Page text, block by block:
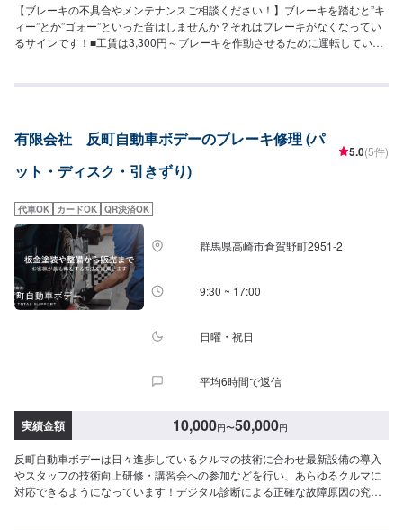
【ブレーキの不具合やメンテナンスご相談ください！】ブレーキを踏むと”キ
ィー”とか”ゴォー”といった音はしませんか？それはブレーキがなくなってい
るサインです！■工賃は3,300円～ブレーキを作動させるために運転している
ましょう！＼＼\\地元で愛され続けて半世紀！//／／先代が高崎で創業してか
納期、代車が必要、移動が難しい（レッカーしてほしい）などなど…お車の
お困りごとについては何でもご相談ください。お困りごとにお応えし、解決
する「対応力」で、お客様のカーライフのお役に立てればと考えています。
ご提示の上、お客様にご納得いただけるプランで作業を進めて参ります。常
連さんから初めての方まで、ご来店を心からお待ちしております。--------------
------------------------------------【1】オファーにてお問い合わせ【2】お見積り
【3】お見積りにご納得いただければ作業開始【4】仕上がり次第納車《パー
ツの持ち込み》☑新品・中古パーツの持ち込みOK！オファーの際、使用され
るパーツのお写真や詳細などをお送りください。《代車について》お車をお
預かりしている間、ご入用のお客様には代車を無料でご用意しております。
だきます。【定休日・営業時間】定休日：第二水曜日営業時間：8:30~19:00
有限会社 反町自動車ボデーのブレーキ修理 (パ
ット・ディスク・引きずり)
5.0(5件)
代車OK カードOK QR決済OK
群馬県高崎市倉賀野町2951‐2
9:30 ~ 17:00
日曜・祝日
平均6時間で返信
実績金額 10,000円〜50,000円
反町自動車ボデーは日々進歩しているクルマの技術に合わせ最新設備の導入
やスタッフの技術向上研修・講習会への参加などを行い、あらゆるクルマに
対応できるようになっています！デジタル診断による正確な故障原因の究明